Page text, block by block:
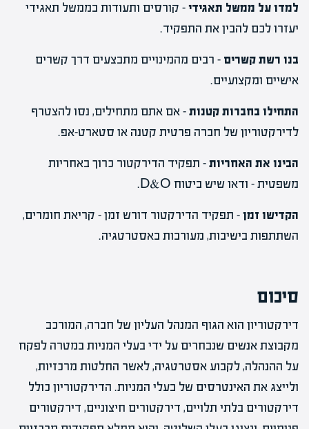
למדו על ממשל תאגידי– קורסים ותעודות בממשל תאגידי
יעזרו לכם להבין את התפקיד.
בנו רשת קשרים – רבים מהמינויים מתבצעים דרך קשרים
אישיים ומקצועיים.
התחילו בחברות קטנות– אם אתם מתחילים, נסו להצטרף
לדירקטוריון של חברה פרטית קטנה או סטארט-אפ.
הבינו את האחריות– תפקיד הדירקטור כרוך באחריות
משפטית – ודאו שיש ביטוח D&O.
הקדישו זמן– תפקיד הדירקטור דורש זמן – קריאת חומרים,
השתתפות בישיבות, מעורבות באסטרטגיה.
סיכום
דירקטוריון הוא הגוף המנהל העליון של חברה, המורכב
מקבוצת אנשים שנבחרים על ידי בעלי המניות במטרה לפקח
על ההנהלה, לקבוע אסטרטגיה, לאשר החלטות מרכזיות,
ולייצג את האינטרסים של בעלי המניות. הדירקטוריון כולל
דירקטורים בלתי תלויים, דירקטורים חיצוניים, דירקטורים